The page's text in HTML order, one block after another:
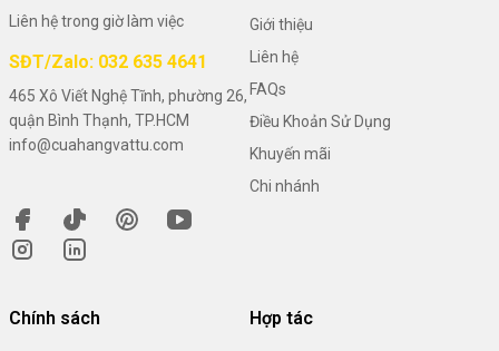
Liên hệ trong giờ làm việc
SĐT/Zalo: 032 635 4641
465 Xô Viết Nghệ Tĩnh, phường 26,
quận Bình Thạnh, TP.HCM
info@cuahangvattu.com
Giới thiệu
Liên hệ
FAQs
Điều Khoản Sử Dụng
Khuyến mãi
Chi nhánh
Chính sách Hợp tác